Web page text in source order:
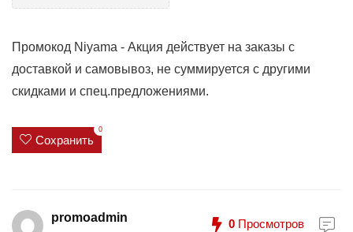
Промокод Niyama - Акция действует на заказы с
доставкой и самовывоз, не суммируется с другими
скидками и спец.предложениями.
Сохранить
0
promoadmin 0 Просмотров